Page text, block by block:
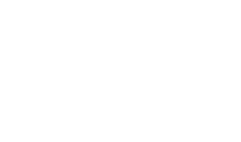
réservent en matière